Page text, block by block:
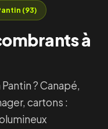
(93)
à
? Canapé,
cartons :